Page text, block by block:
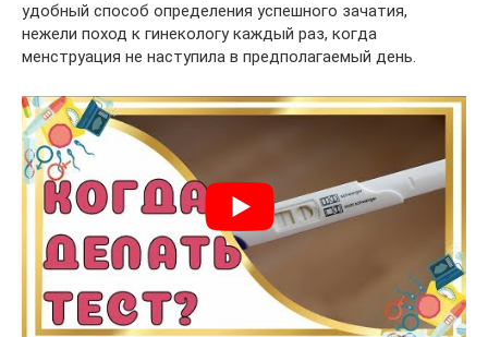
удобный способ определения успешного зачатия,
нежели поход к гинекологу каждый раз, когда
менструация не наступила в предполагаемый день.